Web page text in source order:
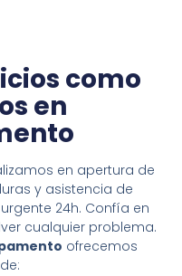
como
en
en apertura de
y asistencia de
urgente 24h. Confía en
cualquier problema.
ofrecemos